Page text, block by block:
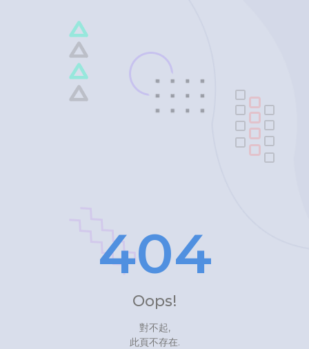
404
Oops!
對不起,
此頁不存在.